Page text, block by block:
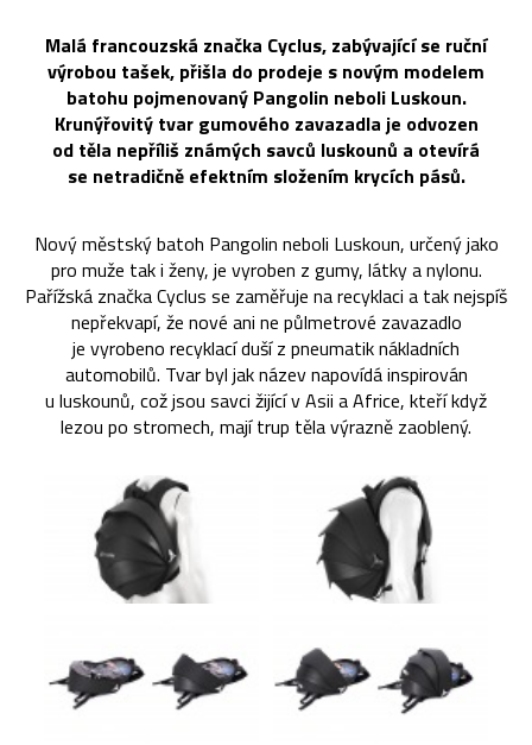
Malá francouzská značka Cyclus, zabývající se ruční
výrobou tašek, přišla do prodeje s novým modelem
batohu pojmenovaný Pangolin neboli Luskoun.
Krunýřovitý tvar gumového zavazadla je odvozen
od těla nepříliš známých savců luskounů a otevírá
se netradičně efektním složením krycích pásů.
Nový městský batoh Pangolin neboli Luskoun, určený jako
pro muže tak i ženy, je vyroben z gumy, látky a nylonu.
Pařížská značka Cyclus se zaměřuje na recyklaci a tak nejspíš
nepřekvapí, že nové ani ne půlmetrové zavazadlo
je vyrobeno recyklací duší z pneumatik nákladních
automobilů. Tvar byl jak název napovídá inspirován
u luskounů, což jsou savci žijící v Asii a Africe, kteří když
lezou po stromech, mají trup těla výrazně zaoblený.